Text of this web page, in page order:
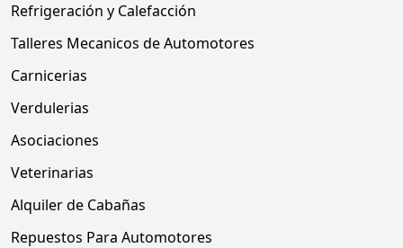
Refrigeración y Calefacción
Talleres Mecanicos de Automotores
Carnicerias
Verdulerias
Asociaciones
Veterinarias
Alquiler de Cabañas
Repuestos Para Automotores